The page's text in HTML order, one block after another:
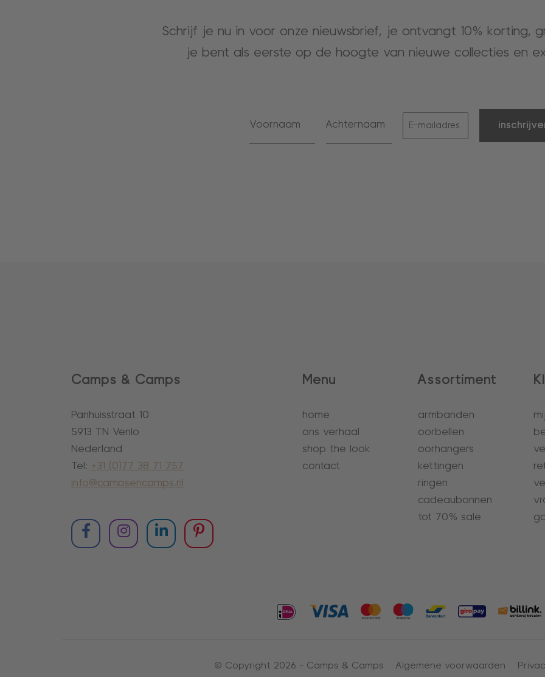
Schrijf je nu in voor onze nieuwsbrief, je ontvangt 10% korting,
je bent als eerste op de hoogte van nieuwe collecties en
Camps & Camps
Panhuisstraat 10
5913 TN Venlo
Nederland
Tel: +31 (0)77 38 71 757
info@campsencamps.nl
Menu
home
ons verhaal
shop the look
contact
Assortiment
armbanden
oorbellen
oorhangers
kettingen
ringen
cadeaubonnen
tot 70% sale
© Copyright 2026 - Camps & Camps Algemene voorwaarden